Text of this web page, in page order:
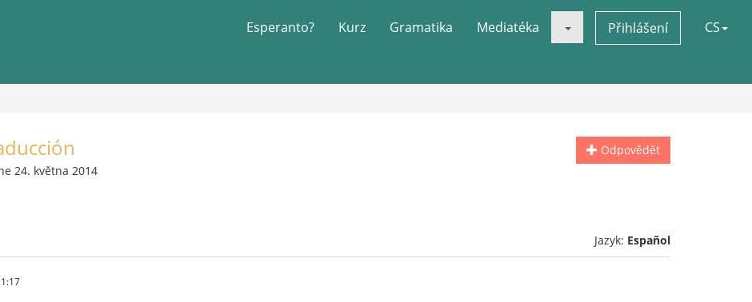
Esperanto? Kurz Gramatika Mediatéka Přihlášení CS
Odpovědět
24. května 2014
Jazyk: Español